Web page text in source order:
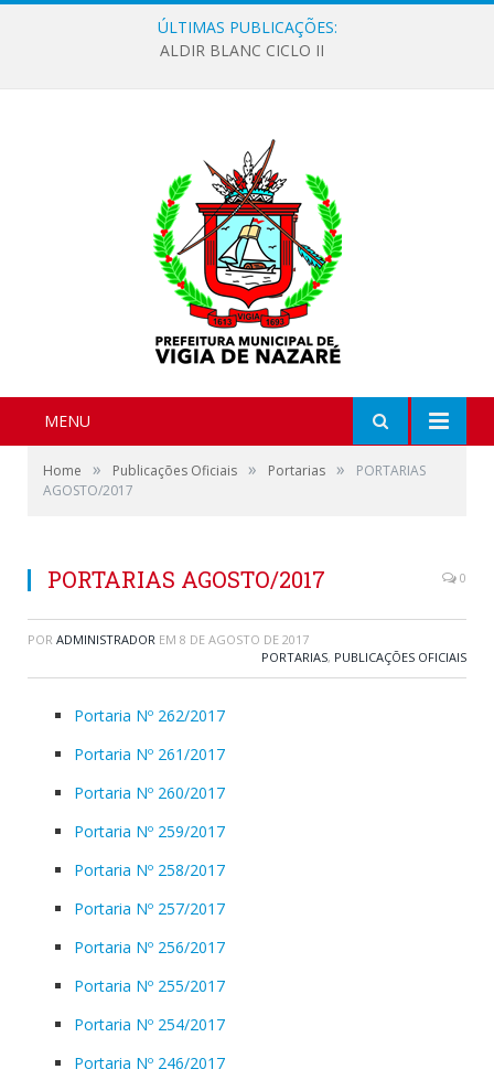
ÚLTIMAS PUBLICAÇÕES:
ALDIR BLANC CICLO II
MENU
Home » Publicações Oficiais » Portarias »
PORTARIAS
AGOSTO/2017
PORTARIAS AGOSTO/2017 0
POR ADMINISTRADOR EM 8 DE AGOSTO DE 2017
PORTARIAS, PUBLICAÇÕES OFICIAIS
Portaria Nº 262/2017
Portaria Nº 261/2017
Portaria Nº 260/2017
Portaria Nº 259/2017
Portaria Nº 258/2017
Portaria Nº 257/2017
Portaria Nº 256/2017
Portaria Nº 255/2017
Portaria Nº 254/2017
Portaria Nº 246/2017